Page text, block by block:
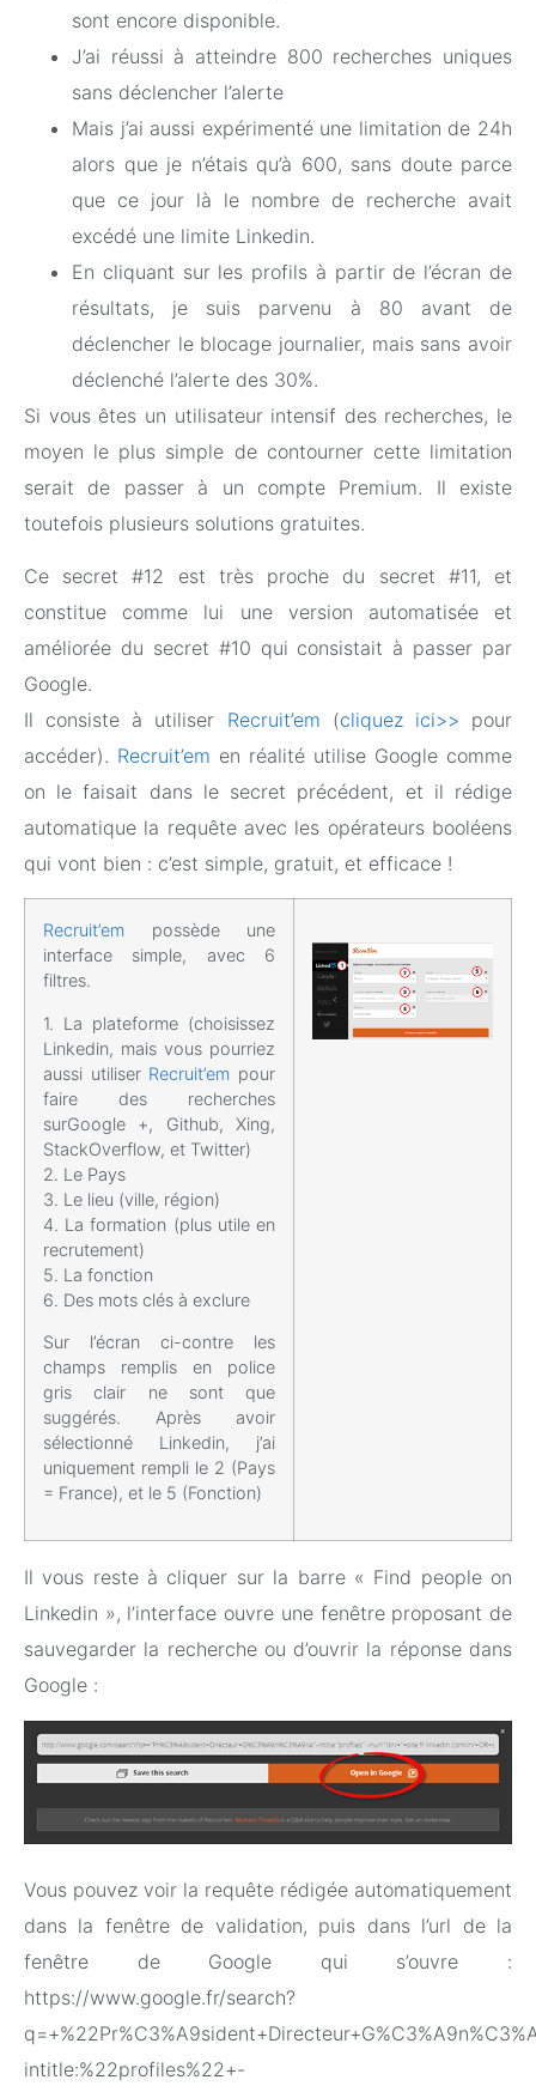
sont encore disponible.
J’ai réussi à atteindre 800 recherches uniques
sans déclencher l’alerte
Mais j’ai aussi expérimenté une limitation de 24h
alors que je n’étais qu’à 600, sans doute parce
que ce jour là le nombre de recherche avait
excédé une limite Linkedin.
En cliquant sur les profils à partir de l’écran de
résultats, je suis parvenu à 80 avant de
déclencher le blocage journalier, mais sans avoir
déclenché l’alerte des 30%.
Si vous êtes un utilisateur intensif des recherches, le
moyen le plus simple de contourner cette limitation
serait de passer à un compte Premium. Il existe
toutefois plusieurs solutions gratuites.
Ce secret #12 est très proche du secret #11, et
constitue comme lui une version automatisée et
améliorée du secret #10 qui consistait à passer par
Google.
Il consiste à utiliser Recruit’em (cliquez ici>> pour
accéder). Recruit’em en réalité utilise Google comme
on le faisait dans le secret précédent, et il rédige
automatique la requête avec les opérateurs booléens
qui vont bien : c’est simple, gratuit, et efficace !
Recruit’em possède une
interface simple, avec 6
filtres.
1. La plateforme (choisissez
Linkedin, mais vous pourriez
aussi utiliser Recruit’em pour
faire des recherches
surGoogle +, Github, Xing,
StackOverflow, et Twitter)
2. Le Pays
3. Le lieu (ville, région)
4. La formation (plus utile en
recrutement)
5. La fonction
6. Des mots clés à exclure
Sur l’écran ci-contre les
champs remplis en police
gris clair ne sont que
suggérés. Après avoir
sélectionné Linkedin, j’ai
uniquement rempli le 2 (Pays
= France), et le 5 (Fonction)
Il vous reste à cliquer sur la barre « Find people on
Linkedin », l’interface ouvre une fenêtre proposant de
sauvegarder la recherche ou d’ouvrir la réponse dans
Google :
Vous pouvez voir la requête rédigée automatiquement
dans la fenêtre de validation, puis dans l’url de la
fenêtre de Google qui s’ouvre :
https://www.google.fr/search?
intitle:%22profiles%22+-